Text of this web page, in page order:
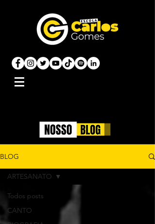
BLOG
Todos posts
CANTO
ARTESANATO